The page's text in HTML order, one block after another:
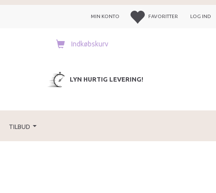
FAVORITTER LOG IND
MIN KONTO
Indkøbskurv
LYN HURTIG LEVERING!
TILBUD